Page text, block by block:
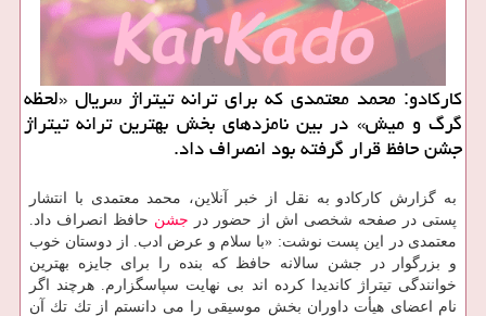
كاركادو: محمد معتمدی كه برای ترانه تیتراژ سریال «لحظه
گرگ و میش» در بین نامزدهای بخش بهترین ترانه تیتراژ
جشن حافظ قرار گرفته بود انصراف داد.
به گزارش كاركادو به نقل از خبر آنلاین، محمد معتمدی با انتشار
پستی در صفحه شخصی اش از حضور در جشن حافظ انصراف داد.
معتمدی در این پست نوشت: «با سلام و عرض ادب. از دوستان خوب
و بزرگوار در جشن سالانه حافظ كه بنده را برای جایزه بهترین
خوانندگی تیتراژ كاندیدا كرده اند بی نهایت سپاسگزارم. هرچند اگر
نام اعضای هیأت داوران بخش موسیقی را می دانستم از تك تك آن